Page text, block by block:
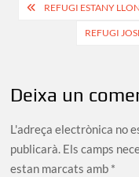
Navegació
d'entrades
REFUGI ESTANY
REFUGI
Deixa un
L'adreça electrònica no
publicarà. Els camps
estan marcats amb *